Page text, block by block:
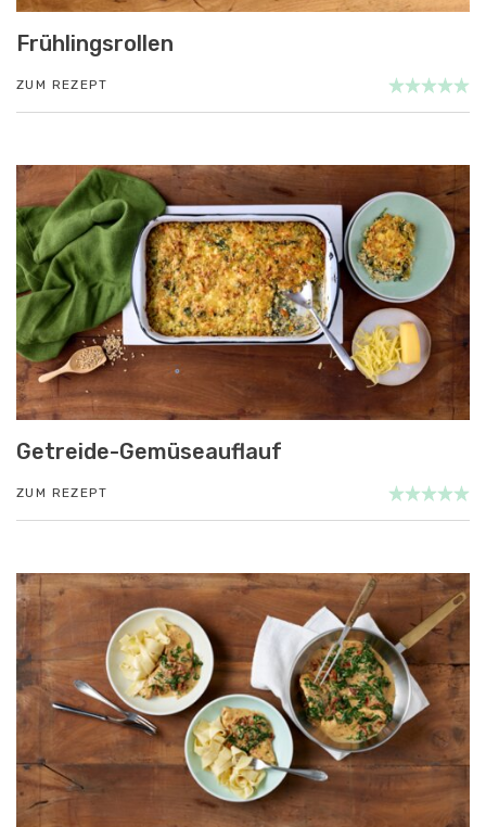
Frühlingsrollen
ZUM REZEPT
Getreide-Gemüseauflauf
ZUM REZEPT